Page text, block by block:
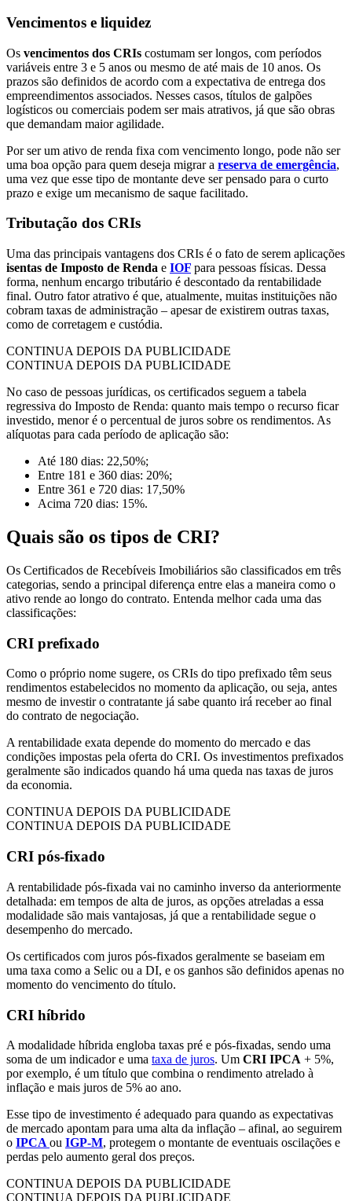
Vencimentos e liquidez
Os vencimentos dos CRIs costumam ser longos, com períodos
variáveis entre 3 e 5 anos ou mesmo de até mais de 10 anos. Os
prazos são definidos de acordo com a expectativa de entrega dos
empreendimentos associados. Nesses casos, títulos de galpões
logísticos ou comerciais podem ser mais atrativos, já que são obras
que demandam maior agilidade.
Por ser um ativo de renda fixa com vencimento longo, pode não ser
uma boa opção para quem deseja migrar a reserva de emergência,
uma vez que esse tipo de montante deve ser pensado para o curto
prazo e exige um mecanismo de saque facilitado.
Tributação dos CRIs
Uma das principais vantagens dos CRIs é o fato de serem aplicações
isentas de Imposto de Renda e IOF para pessoas físicas. Dessa
forma, nenhum encargo tributário é descontado da rentabilidade
final. Outro fator atrativo é que, atualmente, muitas instituições não
cobram taxas de administração – apesar de existirem outras taxas,
como de corretagem e custódia.
CONTINUA DEPOIS DA PUBLICIDADE
CONTINUA DEPOIS DA PUBLICIDADE
No caso de pessoas jurídicas, os certificados seguem a tabela
regressiva do Imposto de Renda: quanto mais tempo o recurso ficar
investido, menor é o percentual de juros sobre os rendimentos. As
alíquotas para cada período de aplicação são:
Até 180 dias: 22,50%;
Entre 181 e 360 dias: 20%;
Entre 361 e 720 dias: 17,50%
Acima 720 dias: 15%.
Quais são os tipos de CRI?
Os Certificados de Recebíveis Imobiliários são classificados em três
categorias, sendo a principal diferença entre elas a maneira como o
ativo rende ao longo do contrato. Entenda melhor cada uma das
classificações:
CRI prefixado
Como o próprio nome sugere, os CRIs do tipo prefixado têm seus
rendimentos estabelecidos no momento da aplicação, ou seja, antes
mesmo de investir o contratante já sabe quanto irá receber ao final
do contrato de negociação.
A rentabilidade exata depende do momento do mercado e das
condições impostas pela oferta do CRI. Os investimentos prefixados
geralmente são indicados quando há uma queda nas taxas de juros
da economia.
CONTINUA DEPOIS DA PUBLICIDADE
CONTINUA DEPOIS DA PUBLICIDADE
CRI pós-fixado
A rentabilidade pós-fixada vai no caminho inverso da anteriormente
detalhada: em tempos de alta de juros, as opções atreladas a essa
modalidade são mais vantajosas, já que a rentabilidade segue o
desempenho do mercado.
Os certificados com juros pós-fixados geralmente se baseiam em
uma taxa como a Selic ou a DI, e os ganhos são definidos apenas no
momento do vencimento do título.
CRI híbrido
A modalidade híbrida engloba taxas pré e pós-fixadas, sendo uma
soma de um indicador e uma taxa de juros. Um CRI IPCA + 5%,
por exemplo, é um título que combina o rendimento atrelado à
inflação e mais juros de 5% ao ano.
Esse tipo de investimento é adequado para quando as expectativas
de mercado apontam para uma alta da inflação – afinal, ao seguirem
o IPCA ou IGP-M, protegem o montante de eventuais oscilações e
perdas pelo aumento geral dos preços.
CONTINUA DEPOIS DA PUBLICIDADE
CONTINUA DEPOIS DA PUBLICIDADE